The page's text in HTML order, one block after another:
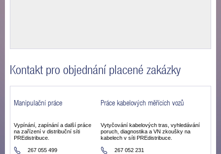
Kontakt pro objednání placené zakázky
Manipulační práce Práce kabelových měřících vozů
Vypínání, zapínání a další práce
na zařízení v distribuční síti
PREdistribuce.
Vytyčování kabelových tras, vyhledávání
poruch, diagnostika a VN zkoušky na
kabelech v síti PREdistribuce.
267 055 499 267 052 231